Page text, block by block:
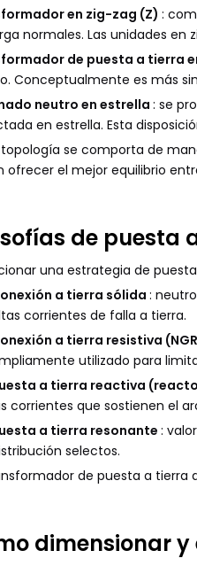
en zig-zag (Z) :
normales. Las unidades
de puesta a tierra
Conceptualmente es más
neutro en estrella : se
en estrella. Esta
se comporta de
ofrecer el mejor equilibrio
de puesta
una estrategia de
a tierra sólida :
corrientes de falla a tierra.
a tierra resistiva
utilizado para
a tierra reactiva
corrientes que sostienen el
a tierra resonante :
selectos.
de puesta a tierra
dimensionar